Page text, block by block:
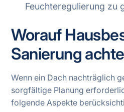
Feuchteregulierung zu
Worauf
Sanierung
Wenn ein Dach nachträglich
sorgfältige Planung
folgende Aspekte